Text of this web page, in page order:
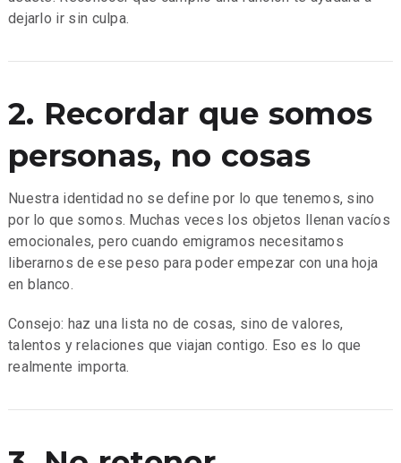
dejarlo ir sin culpa.
2. Recordar que somos
personas, no cosas
Nuestra identidad no se define por lo que tenemos, sino
por lo que somos. Muchas veces los objetos llenan vacíos
emocionales, pero cuando emigramos necesitamos
liberarnos de ese peso para poder empezar con una hoja
en blanco.
Consejo: haz una lista no de cosas, sino de valores,
talentos y relaciones que viajan contigo. Eso es lo que
realmente importa.